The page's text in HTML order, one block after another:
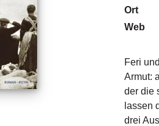
Ort
Web
Feri
Armut:
der die
lassen
drei